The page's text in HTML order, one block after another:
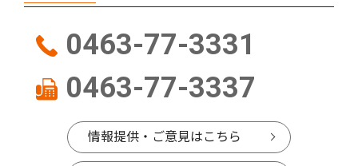
0463-77-3331
0463-77-3337
情報提供・ご意見はこちら